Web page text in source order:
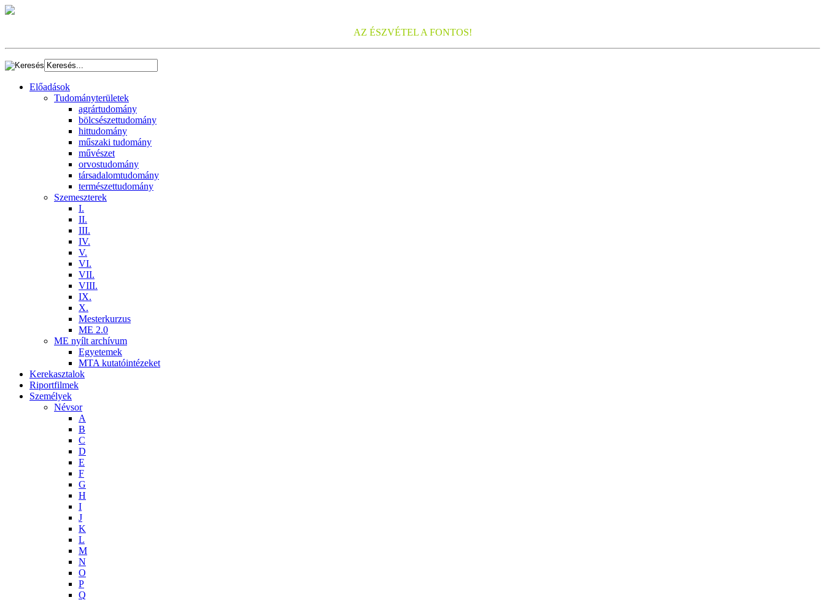
AZ ÉSZVÉTEL A FONTOS!
Előadások
Tudományterületek
agrártudomány
bölcsészettudomány
hittudomány
műszaki tudomány
művészet
orvostudomány
társadalomtudomány
természettudomány
Szemeszterek
I.
II.
III.
IV.
V.
VI.
VII.
VIII.
IX.
X.
Mesterkurzus
ME 2.0
ME nyílt archívum
Egyetemek
MTA kutatóintézeket
Kerekasztalok
Riportfilmek
Személyek
Névsor
A
B
C
D
E
F
G
H
I
J
K
L
M
N
O
P
Q